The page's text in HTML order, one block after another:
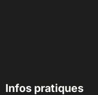
Infos pratiques